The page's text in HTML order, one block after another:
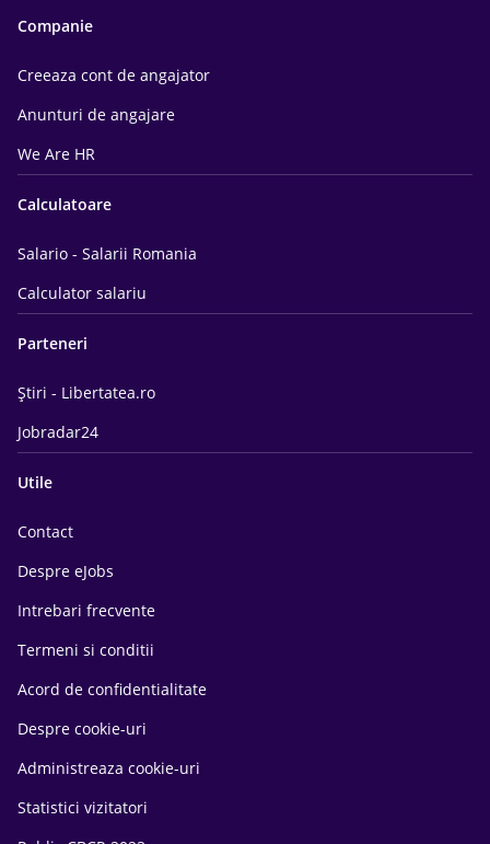
Companie
Creeaza cont de angajator
Anunturi de angajare
We Are HR
Calculatoare
Salario - Salarii Romania
Calculator salariu
Parteneri
Știri - Libertatea.ro
Jobradar24
Utile
Contact
Despre eJobs
Intrebari frecvente
Termeni si conditii
Acord de confidentialitate
Despre cookie-uri
Administreaza cookie-uri
Statistici vizitatori